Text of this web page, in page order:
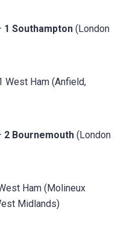
1 Southampton (London
West Ham (Anfield,
2 Bournemouth (London
Ham (Molineux
Midlands)